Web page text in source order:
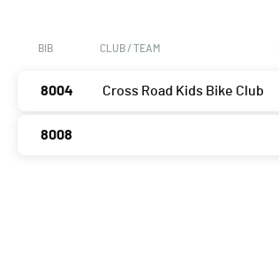
BIB CLUB / TEAM
8004 Cross Road Kids Bike Club
8008